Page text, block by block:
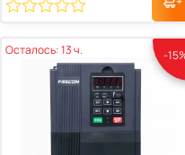
из
5
Осталось: 13 ч. -